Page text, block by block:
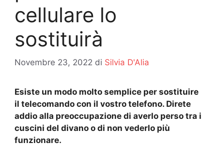
cellulare lo
sostituirà
Novembre 23, 2022 di Silvia D'Alia
Esiste un modo molto semplice per sostituire
il telecomando con il vostro telefono. Direte
addio alla preoccupazione di averlo perso tra i
cuscini del divano o di non vederlo più
funzionare.